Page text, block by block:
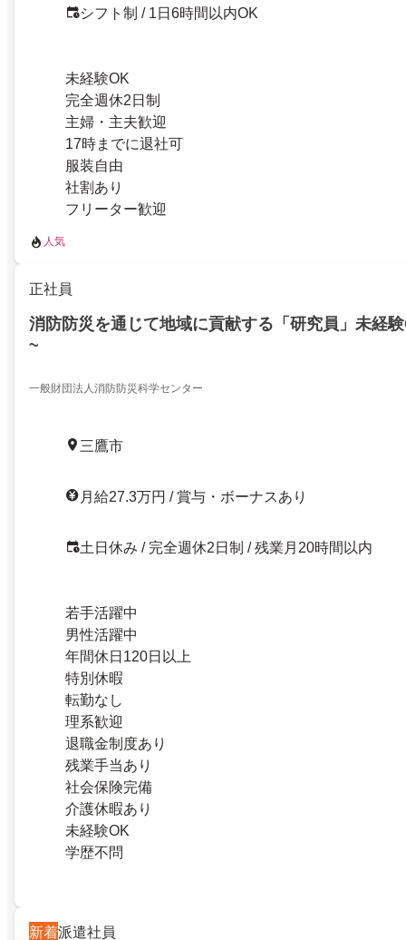
シフト制 / 1日6時間以内OK
未経験OK
完全週休2日制
主婦・主夫歓迎
17時までに退社可
服装自由
社割あり
フリーター歓迎
人気
正社員
消防防災を通じて地域に貢献する「研究員」未経
~
一般財団法人消防防災科学センター
三鷹市
月給27.3万円 / 賞与・ボーナスあり
土日休み / 完全週休2日制 / 残業月20時間以内
若手活躍中
男性活躍中
年間休日120日以上
特別休暇
転勤なし
理系歓迎
退職金制度あり
残業手当あり
社会保険完備
介護休暇あり
未経験OK
学歴不問
新着派遣社員